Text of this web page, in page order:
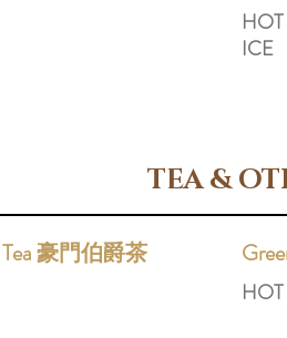
HOT
ICE
TEA &
Tea 豪門伯爵茶
HOT